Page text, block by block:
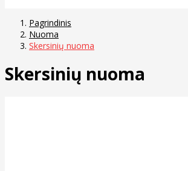
Pagrindinis
Nuoma
Skersinių nuoma
Skersinių nuoma